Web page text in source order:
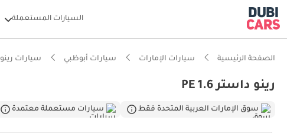
السيارات المستعملة
الصفحة الرئيسية سيارات الإمارات سيارات أبوظبي سيارات رينو
رينو داستر PE 1.6
سوق الإمارات العربية المتحدة فقط سيارات مستعملة معتمدة